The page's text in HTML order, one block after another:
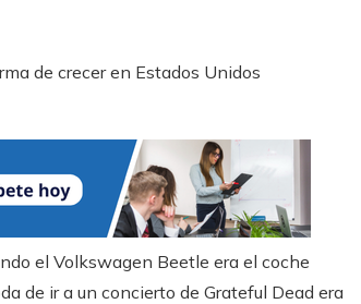
el Volkswagen Beetle era el coche
de ir a un concierto de Grateful Dead era